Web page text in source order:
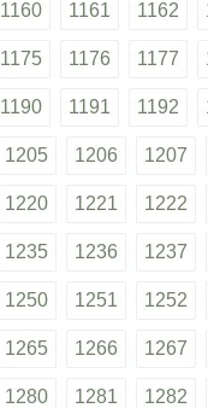
1160 1161 1162
1175 1176 1177
1190 1191 1192
1205 1206 1207
1220 1221 1222
1235 1236 1237
1250 1251 1252
1265 1266 1267
1280 1281 1282